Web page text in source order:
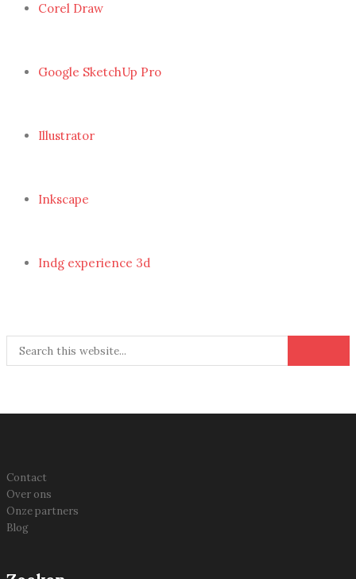
Corel Draw
Google SketchUp Pro
Illustrator
Inkscape
Indg experience 3d
Contact
Over ons
Onze partners
Blog